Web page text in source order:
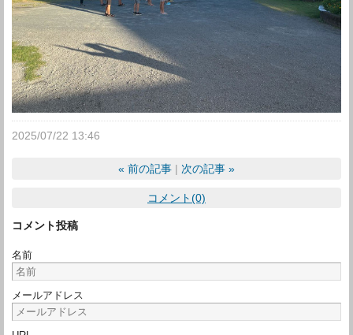
2025/07/22 13:46
« 前の記事 次の記事 »
コメント(0)
コメント投稿
名前
メールアドレス